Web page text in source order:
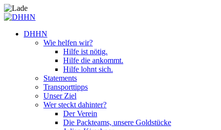
DHHN
Wie helfen wir?
Hilfe ist nötig.
Hilfe die ankommt.
Hilfe lohnt sich.
Statements
Transporttipps
Unser Ziel
Wer steckt dahinter?
Der Verein
Die Packteams, unsere Goldstücke